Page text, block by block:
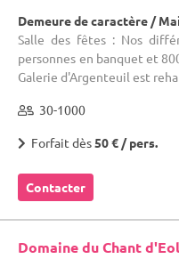
Demeure de caractère /
Salle des fêtes : Nos
personnes en banquet et
Galerie d'Argenteuil est
30-1000
Forfait dès50 € / pers.
Contacter
Domaine du Chant